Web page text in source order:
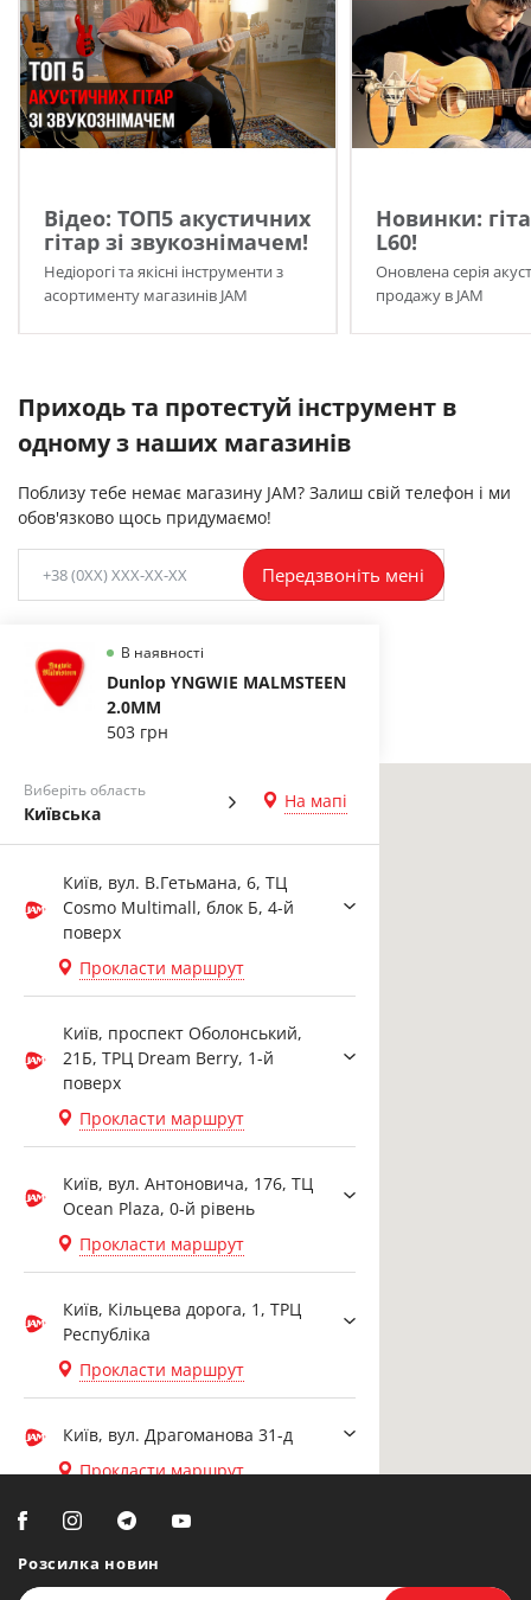
Відео: ТОП5 акустичних
гітар зі звукознімачем!
Недіорогі та якісні інструменти з
асортименту магазинів JAM
Новинки:
L60!
Оновлена серія
продажу в JAM
Приходь та протестуй інструмент в
одному з наших магазинів
Поблизу тебе немає магазину JAM? Залиш свій телефон і ми
обов'язково щось придумаємо!
В наявності
Dunlop YNGWIE MALMSTEEN
2.0MM
503 грн
Виберіть область
Київська
На мапі
Київ, вул. В.Гетьмана, 6, ТЦ
Cosmo Multimall, блок Б, 4-й
поверх
Прокласти маршрут
Київ, проспект Оболонський,
21Б, ТРЦ Dream Berry, 1-й
поверх
Прокласти маршрут
Київ, вул. Антоновича, 176, ТЦ
Ocean Plaza, 0-й рівень
Прокласти маршрут
Київ, Кільцева дорога, 1, ТРЦ
Республіка
Прокласти маршрут
Київ, вул. Драгоманова 31-д
Прокласти маршрут
Біла Церква, вул. Ярослава
Мудрого, 20, офіс 108
Передзвоніть мені
Розсилка новин